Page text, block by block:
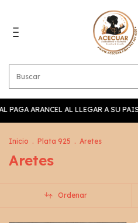
ARANCEL AL LLEGAR A SU PAIS⚠️
Inicio . Plata 925 . Aretes
Aretes
Ordenar